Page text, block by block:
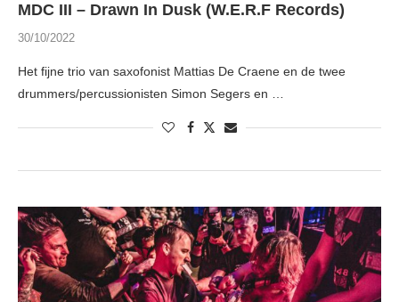
MDC III – Drawn In Dusk (W.E.R.F Records)
30/10/2022
Het fijne trio van saxofonist Mattias De Craene en de twee
drummers/percussionisten Simon Segers en …